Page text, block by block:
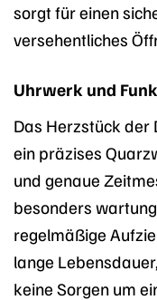
sorgt für einen
versehentliches
Uhrwerk und
Das Herzstück
ein präzises
und genaue
besonders
regelmäßige
lange
keine Sorgen um